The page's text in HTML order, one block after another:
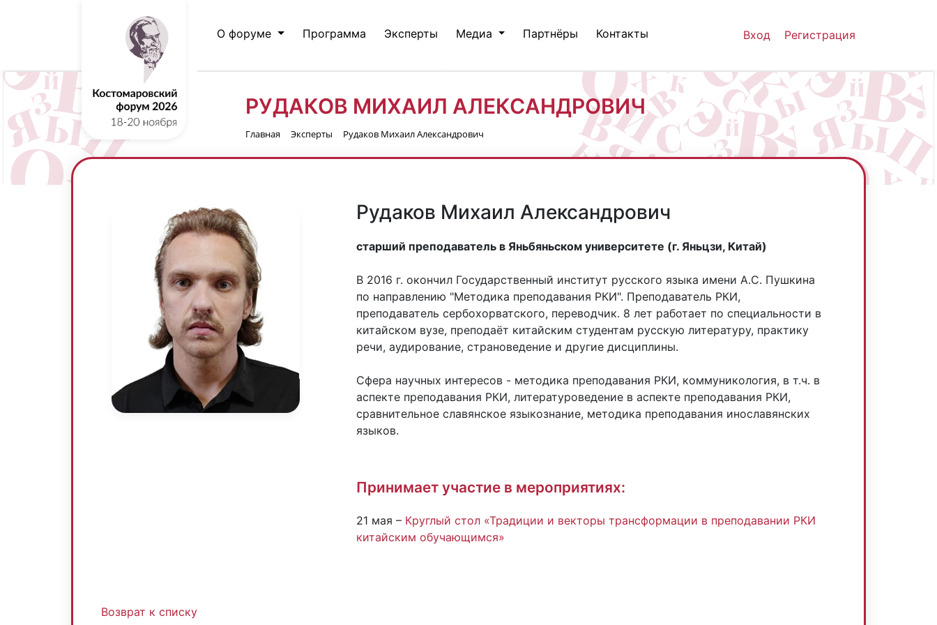
О форуме Программа Эксперты Медиа Партнёры Контакты Вход Регистрация
РУДАКОВ МИХАИЛ АЛЕКСАНДРОВИЧ
Главная Эксперты Рудаков Михаил Александрович
Рудаков Михаил Александрович
старший преподаватель в Яньбяньском университете (г. Яньцзи, Китай)
В 2016 г. окончил Государственный институт русского языка имени А.С. Пушкина
по направлению "Методика преподавания РКИ". Преподаватель РКИ,
преподаватель сербохорватского, переводчик. 8 лет работает по специальности в
китайском вузе, преподаёт китайским студентам русскую литературу, практику
речи, аудирование, страноведение и другие дисциплины.
Сфера научных интересов - методика преподавания РКИ, коммуникология, в т.ч. в
аспекте преподавания РКИ, литературоведение в аспекте преподавания РКИ,
сравнительное славянское языкознание, методика преподавания инославянских
языков.
Принимает участие в мероприятиях:
21 мая – Круглый стол «Традиции и векторы трансформации в преподавании РКИ
китайским обучающимся»
Возврат к списку